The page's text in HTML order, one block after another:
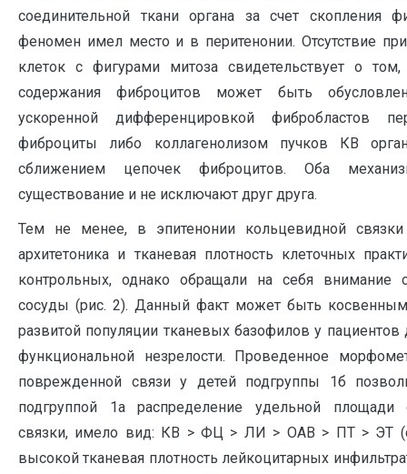
соединительной ткани органа за счет скопления
феномен имел место и в перитенонии. Отсутствие
клеток с фигурами митоза свидетельствует о
содержания фиброцитов может быть
ускоренной дифференцировкой фибробластов
фиброциты либо коллагенолизом пучков КВ
сближением цепочек фиброцитов. Оба
существование и не исключают друг друга.
Тем не менее, в эпитенонии кольцевидной
архитетоника и тканевая плотность клеточных
контрольных, однако обращали на себя внимание
сосуды (рис. 2). Данный факт может быть
развитой популяции тканевых базофилов у пациентов
функциональной незрелости. Проведенное
поврежденной связи у детей подгруппы 1б
подгруппой 1а распределение удельной площади
связки, имело вид: КВ > ФЦ > ЛИ > ОАВ > ПТ > ЭТ
высокой тканевая плотность лейкоцитарных